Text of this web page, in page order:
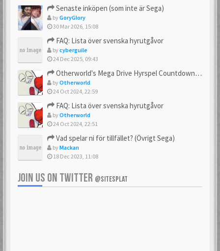
Senaste inköpen (som inte är Sega)
byGoryGlory
30 Mar 2026, 15:08
FAQ: Lista över svenska hyrutgåvor
bycyberguile
24 Dec 2025, 09:43
Otherworld's Mega Drive Hyrspel Countdown Tråd!
byOtherworld
24 Oct 2024, 22:59
FAQ: Lista över svenska hyrutgåvor
byOtherworld
24 Oct 2024, 22:51
Vad spelar ni för tillfället? (Övrigt Sega)
byMackan
18 Dec 2023, 11:08
JOIN US ON TWITTER @SITESPLAT